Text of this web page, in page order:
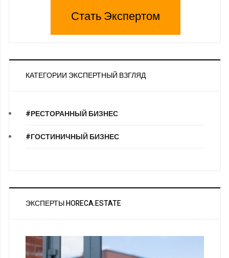
Стать Экспертом
КАТЕГОРИИ ЭКСПЕРТНЫЙ ВЗГЛЯД
#РЕСТОРАННЫЙ БИЗНЕС
#ГОСТИНИЧНЫЙ БИЗНЕС
ЭКСПЕРТЫ HORECA.ESTATE